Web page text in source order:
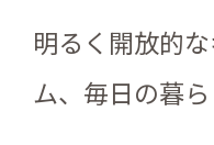
明るく開放的
ム、毎日の暮